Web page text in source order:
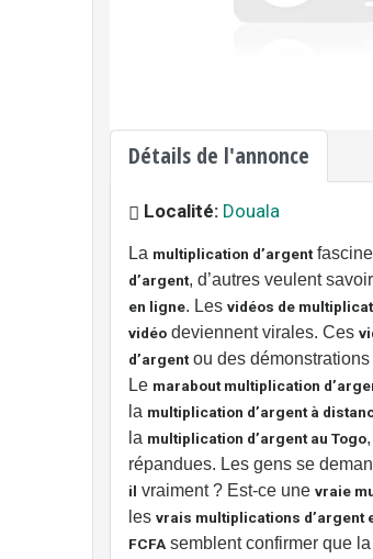
Détails de l'annonce
Localité: Douala
La multiplication d’argent
d’argent, d’autres veulent savoir
en ligne. Les vidéos de
vidéo deviennent virales. Ces
d’argent ou des démonstrations
Le marabout multiplication
la multiplication d’argent à
la multiplication d’argent au Togo
répandues. Les gens se
il vraiment ? Est-ce une vraie
les vrais multiplications d’argent
FCFA semblent confirmer que la